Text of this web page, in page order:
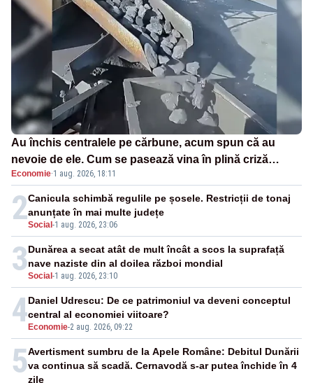
Au închis centralele pe cărbune, acum spun că au
nevoie de ele. Cum se pasează vina în plină criză
energetică
Economie·1 aug. 2026, 18:11
2Social -1 aug. 2026, 23:06
Canicula schimbă regulile pe șosele. Restricții de tonaj
anunțate în mai multe județe
3Social -1 aug. 2026, 23:10
Dunărea a secat atât de mult încât a scos la suprafață
nave naziste din al doilea război mondial
4 Economie-2 aug. 2026, 09:22
Daniel Udrescu: De ce patrimoniul va deveni conceptul
central al economiei viitoare?
5Avertisment sumbru de la Apele Române: Debitul Dunării
va continua să scadă. Cernavodă s-ar putea închide în 4
zile